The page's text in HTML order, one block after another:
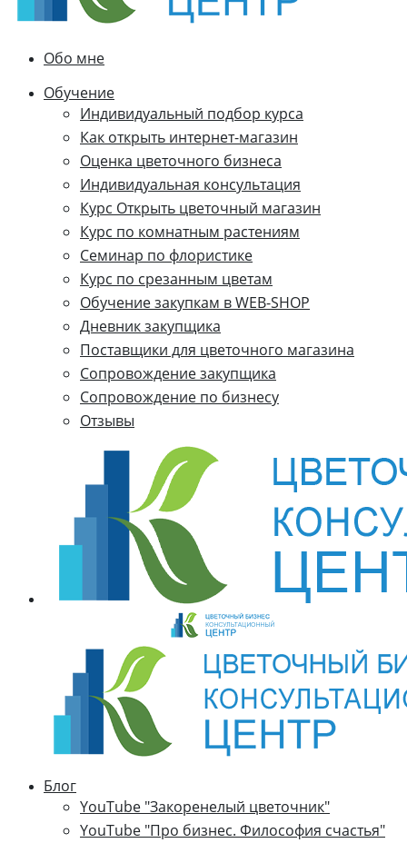
Обо мне
Обучение
Индивидуальный подбор курса
Как открыть интернет-магазин
Оценка цветочного бизнеса
Индивидуальная консультация
Курс Открыть цветочный магазин
Курс по комнатным растениям
Семинар по флористике
Курс по срезанным цветам
Обучение закупкам в WEB-SHOP
Дневник закупщика
Поставщики для цветочного магазина
Сопровождение закупщика
Cопровождение по бизнесу
Отзывы
Блог
YouTube "Закоренелый цветочник"
YouTube "Про бизнес. Философия счастья"